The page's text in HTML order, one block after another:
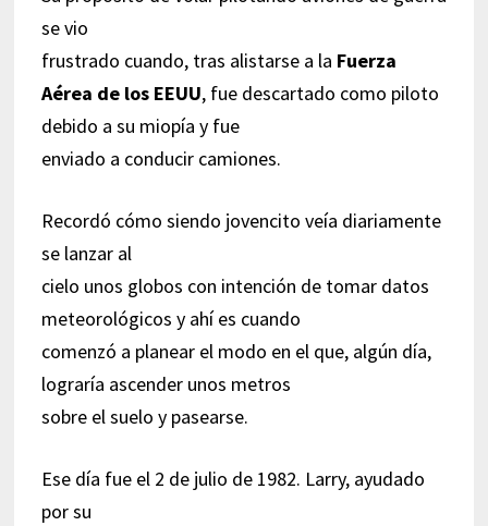
se vio
frustrado cuando, tras alistarse a la Fuerza
Aérea de los EEUU, fue descartado como piloto
debido a su miopía y fue
enviado a conducir camiones.
Recordó cómo siendo jovencito veía diariamente
se lanzar al
cielo unos globos con intención de tomar datos
meteorológicos y ahí es cuando
comenzó a planear el modo en el que, algún día,
lograría ascender unos metros
sobre el suelo y pasearse.
Ese día fue el 2 de julio de 1982. Larry, ayudado
por su